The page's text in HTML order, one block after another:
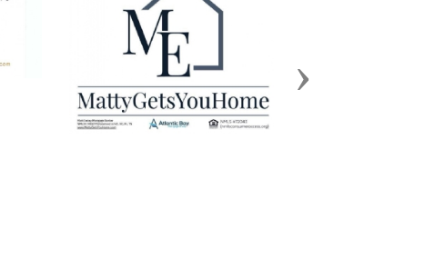
Next